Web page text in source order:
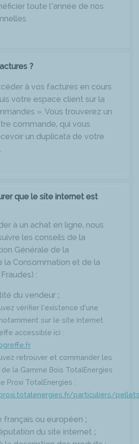
toute l’année de nos
?
à vos factures en cours
votre espace client sur la
». Vous trouverez un
commande, qui vous
un duplicata de votre
que le site internet est
à un achat en ligne, nous
les conseils de la
Générale de la
la Consommation et de la
:
du vendeur ;
vérifier l’existence d’une
sur le site internet
accessible ici :
retrouver et commander les
de la Gamme Bois TotalEnergies
Proxi TotalEnergies :
particuliers/
français ou européen ;
du site internet ;